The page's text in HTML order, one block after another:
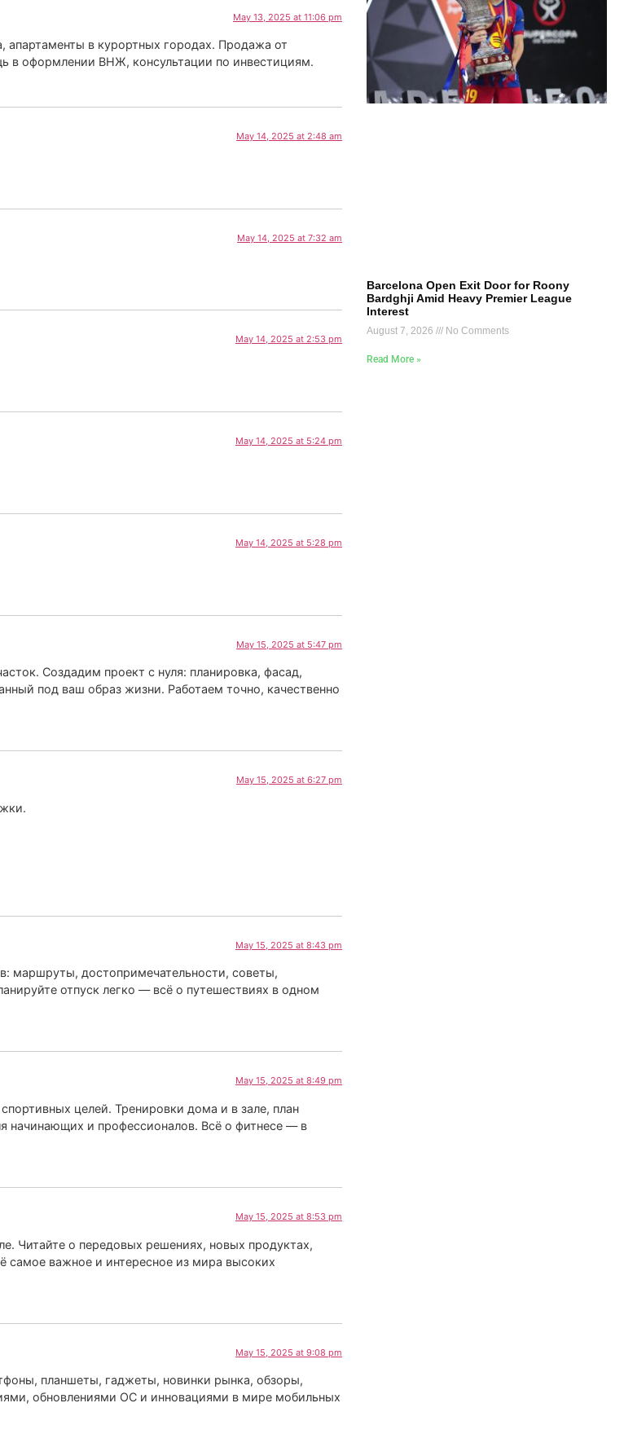
May 13, 2025 at 11:06 pm
апартаменты в курортных городах. Продажа от
в оформлении ВНЖ, консультации по инвестициям.
May 14, 2025 at 2:48 am
May 14, 2025 at 7:32 am
May 14, 2025 at 2:53 pm
May 14, 2025 at 5:24 pm
May 14, 2025 at 5:28 pm
May 15, 2025 at 5:47 pm
Создадим проект с нуля: планировка, фасад,
под ваш образ жизни. Работаем точно, качественно
May 15, 2025 at 6:27 pm
May 15, 2025 at 8:43 pm
маршруты, достопримечательности, советы,
отпуск легко — всё о путешествиях в одном
May 15, 2025 at 8:49 pm
целей. Тренировки дома и в зале, план
начинающих и профессионалов. Всё о фитнесе — в
May 15, 2025 at 8:53 pm
Читайте о передовых решениях, новых продуктах,
самое важное и интересное из мира высоких
May 15, 2025 at 9:08 pm
планшеты, гаджеты, новинки рынка, обзоры,
обновлениями ОС и инновациями в мире мобильных
Barcelona Open Exit Door for Roony
Bardghji Amid Heavy Premier League
Interest
August 7, 2026 No Comments
Read More »